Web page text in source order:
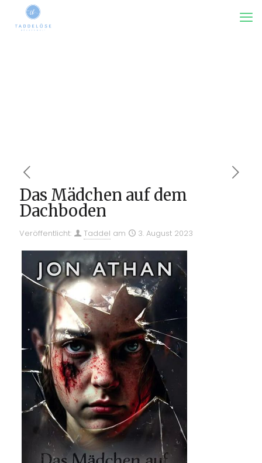
Das Mädchen auf dem
Dachboden
Veröffentlicht: Taddel am 3. August 2023